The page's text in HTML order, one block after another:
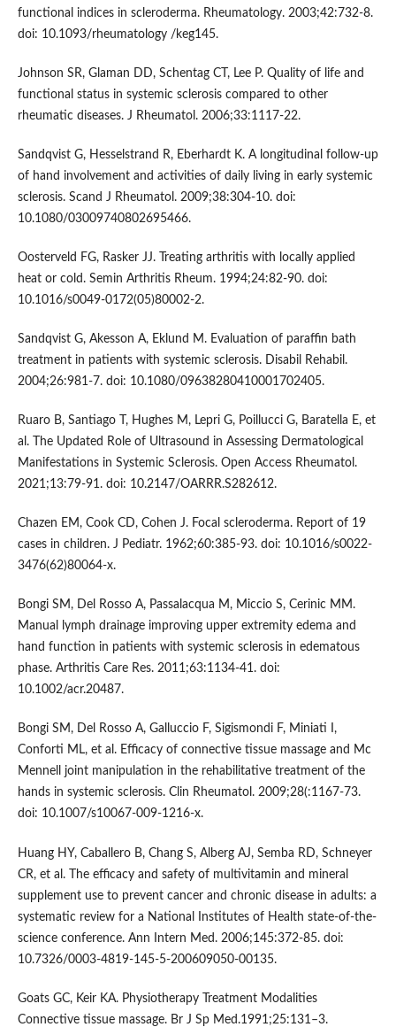
functional indices in scleroderma. Rheumatology. 2003;42:732-8.
doi: 10.1093/rheumatology /keg145.
Johnson SR, Glaman DD, Schentag CT, Lee P. Quality of life and
functional status in systemic sclerosis compared to other
rheumatic diseases. J Rheumatol. 2006;33:1117-22.
Sandqvist G, Hesselstrand R, Eberhardt K. A longitudinal follow-up
of hand involvement and activities of daily living in early systemic
sclerosis. Scand J Rheumatol. 2009;38:304-10. doi:
10.1080/03009740802695466.
Oosterveld FG, Rasker JJ. Treating arthritis with locally applied
heat or cold. Semin Arthritis Rheum. 1994;24:82-90. doi:
10.1016/s0049-0172(05)80002-2.
Sandqvist G, Akesson A, Eklund M. Evaluation of paraffin bath
treatment in patients with systemic sclerosis. Disabil Rehabil.
2004;26:981-7. doi: 10.1080/09638280410001702405.
Ruaro B, Santiago T, Hughes M, Lepri G, Poillucci G, Baratella E, et
al. The Updated Role of Ultrasound in Assessing Dermatological
Manifestations in Systemic Sclerosis. Open Access Rheumatol.
2021;13:79-91. doi: 10.2147/OARRR.S282612.
Chazen EM, Cook CD, Cohen J. Focal scleroderma. Report of 19
cases in children. J Pediatr. 1962;60:385-93. doi: 10.1016/s0022-
3476(62)80064-x.
Bongi SM, Del Rosso A, Passalacqua M, Miccio S, Cerinic MM.
Manual lymph drainage improving upper extremity edema and
hand function in patients with systemic sclerosis in edematous
phase. Arthritis Care Res. 2011;63:1134-41. doi:
10.1002/acr.20487.
Bongi SM, Del Rosso A, Galluccio F, Sigismondi F, Miniati I,
Conforti ML, et al. Efficacy of connective tissue massage and Mc
Mennell joint manipulation in the rehabilitative treatment of the
hands in systemic sclerosis. Clin Rheumatol. 2009;28(:1167-73.
doi: 10.1007/s10067-009-1216-x.
Huang HY, Caballero B, Chang S, Alberg AJ, Semba RD, Schneyer
CR, et al. The efficacy and safety of multivitamin and mineral
supplement use to prevent cancer and chronic disease in adults: a
systematic review for a National Institutes of Health state-of-the-
science conference. Ann Intern Med. 2006;145:372-85. doi:
10.7326/0003-4819-145-5-200609050-00135.
Goats GC, Keir KA. Physiotherapy Treatment Modalities
Connective tissue massage. Br J Sp Med.1991;25:131–3.